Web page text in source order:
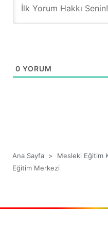
0 YORUM
Ana Sayfa > Mesleki Eğitim
Eğitim Merkezi